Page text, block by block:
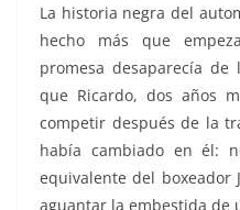
La historia negra del
hecho más que
promesa desaparecía de
que Ricardo, dos años
competir después de la
había cambiado en él:
equivalente del boxeador
aguantar la embestida de